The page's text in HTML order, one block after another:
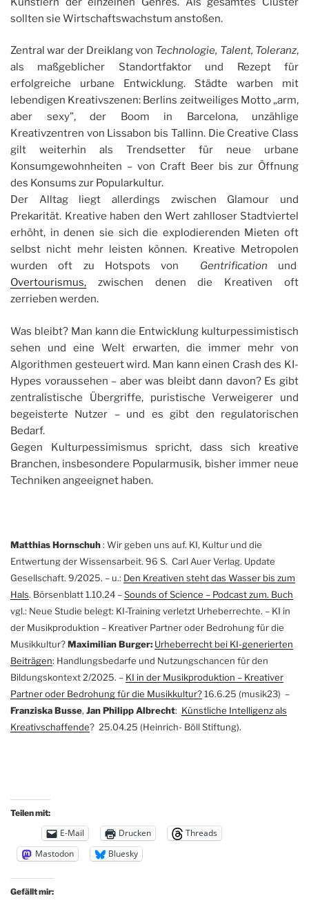
sollten sie Wirtschaftswachstum anstoßen.
Zentral war der Dreiklang von Technologie, Talent, Toleranz,
als maßgeblicher Standortfaktor und Rezept für
erfolgreiche urbane Entwicklung. Städte warben mit
lebendigen Kreativszenen: Berlins zeitweiliges Motto „arm,
aber sexy”, der Boom in Barcelona, unzählige
Kreativzentren von Lissabon bis Tallinn. Die Creative Class
gilt weiterhin als Trendsetter für neue urbane
Konsumgewohnheiten – von Craft Beer bis zur Öffnung
des Konsums zur Popularkultur.
Der Alltag liegt allerdings zwischen Glamour und
Prekarität. Kreative haben den Wert zahlloser Stadtviertel
erhöht, in denen sie sich die explodierenden Mieten oft
selbst nicht mehr leisten können. Kreative Metropolen
wurden oft zu Hotspots von Gentrification und
Overtourismus, zwischen denen die Kreativen oft
zerrieben werden.
Was bleibt? Man kann die Entwicklung kulturpessimistisch
sehen und eine Welt erwarten, die immer mehr von
Algorithmen gesteuert wird. Man kann einen Crash des KI-
Hypes voraussehen – aber was bleibt dann davon? Es gibt
zentralistische Übergriffe, puristische Verweigerer und
begeisterte Nutzer – und es gibt den regulatorischen
Bedarf.
Gegen Kulturpessimismus spricht, dass sich kreative
Branchen, insbesondere Popularmusik, bisher immer neue
Techniken angeeignet haben.
Matthias Hornschuh: Wir geben uns auf. KI, Kultur und die
Entwertung der Wissensarbeit. 96 S. Carl Auer Verlag. Update
Gesellschaft. 9/2025. – u.: Den Kreativen steht das Wasser bis zum
Hals. Börsenblatt 1.10.24 –Sounds of Science – Podcast zum. Buch
vgl.: Neue Studie belegt: KI-Training verletzt Urheberrechte. – KI in
der Musikproduktion – Kreativer Partner oder Bedrohung für die
Musikkultur?Maximilian Burger: Urheberrecht bei KI-generierten
Beiträgen: Handlungsbedarfe und Nutzungschancen für den
Bildungskontext 2/2025. – KI in der Musikproduktion – Kreativer
Partner oder Bedrohung für die Musikkultur?16.6.25 (musik23) –
Franziska Busse, Jan Philipp Albrecht: Künstliche Intelligenz als
Kreativschaffende? 25.04.25 (Heinrich- Böll Stiftung).
Teilen mit:
E-Mail Drucken
Threads
Mastodon
Bluesky
Gefällt mir: